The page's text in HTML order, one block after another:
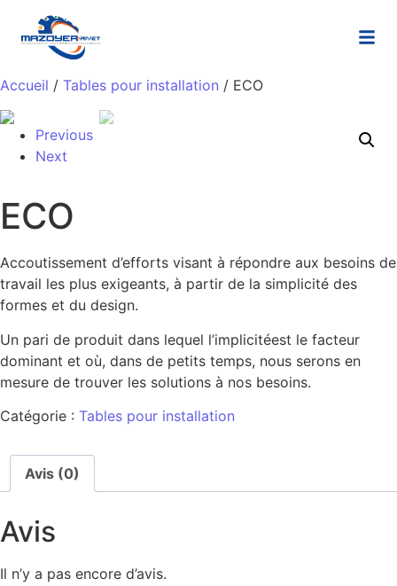
Accueil / Tables pour installation / ECO
Previous
Next
ECO
Accoutissement d’efforts visant à répondre aux besoins de
travail les plus exigeants, à partir de la simplicité des
formes et du design.
Un pari de produit dans lequel l’implicitéest le facteur
dominant et où, dans de petits temps, nous serons en
mesure de trouver les solutions à nos besoins.
Catégorie : Tables pour installation
Avis (0)
Avis
Il n’y a pas encore d’avis.